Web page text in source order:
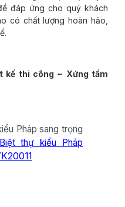
đáp ứng cho quý khách
có chất lượng hoàn hảo,
kế thi công ~ Xứng tầm
Pháp sang trọng
Biệt thự kiểu Pháp